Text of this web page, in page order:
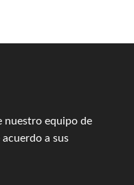
nuestro equipo de
a sus